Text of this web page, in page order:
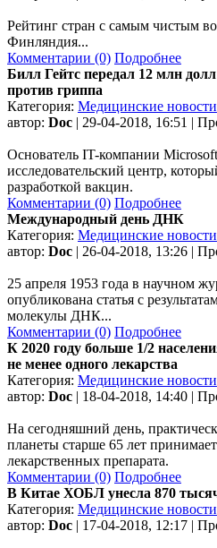
Рейтинг стран с самым чистым
Финляндия...
Комментарии (0) Подробнее
Билл Гейтс передал 12 млн
против гриппа
Категория: Медицинские новости
автор: Doc | 29-04-2018, 16:51 |
Основатель IT-компании
исследовательский центр,
разработкой вакцин.
Комментарии (0) Подробнее
Международный день ДНК
Категория: Медицинские новости
автор: Doc | 26-04-2018, 13:26 |
25 апреля 1953 года в научном
опубликована статья с
молекулы ДНК...
Комментарии (0) Подробнее
К 2020 году больше 1/2
не менее одного лекарства
Категория: Медицинские новости
автор: Doc | 18-04-2018, 14:40 |
На сегодняшний день,
планеты старше 65 лет
лекарственных препарата.
Комментарии (0) Подробнее
В Китае ХОБЛ унесла 870
Категория: Медицинские новости
автор: Doc | 17-04-2018, 12:17 |